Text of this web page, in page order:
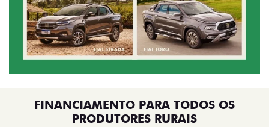
FINANCIAMENTO PARA TODOS OS
PRODUTORES RURAIS